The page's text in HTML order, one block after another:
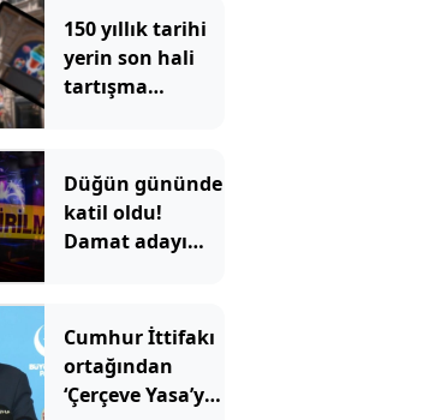
150 yıllık tarihi
yerin son hali
tartışma
Pasajı'ndaki
görüntü tepki
çekti
Düğün gününde
katil oldu!
Damat adayı
Cumhur İttifakı
ortağından
‘Çerçeve Yasa’ya